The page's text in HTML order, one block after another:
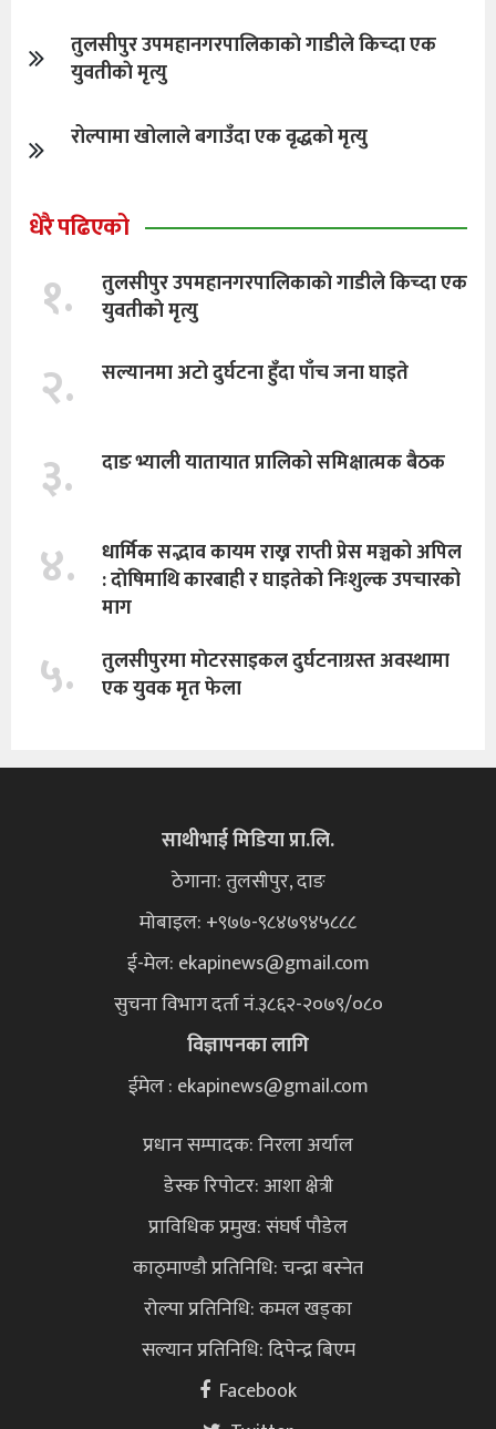
तुलसीपुर उपमहानगरपालिकाकाे गाडीले किच्दा एक
युवतीकाे मृत्यु
रोल्पामा खोलाले बगाउँदा एक वृद्धको मृत्यु
धेरै पढिएको
१.
तुलसीपुर उपमहानगरपालिकाकाे गाडीले किच्दा एक
युवतीकाे मृत्यु
२. सल्यानमा अटो दुर्घटना हुँदा पाँच जना घाइते
३. दाङ भ्याली यातायात प्रालिको समिक्षात्मक बैठक
४.
धार्मिक सद्भाव कायम राख्न राप्ती प्रेस मञ्चको अपिल
: दाेषिमाथि कारबाही र घाइतेको निःशुल्क उपचारको
माग
५.
तुलसीपुरमा माेटरसाइकल दुर्घटनाग्रस्त अवस्थामा
एक युवक मृत फेला
साथीभाई मिडिया प्रा.लि.
ठेगाना: तुलसीपुर, दाङ
मोबाइल: +९७७-९८४७९४५८८८
ई-मेल: ekapinews@gmail.com
सुचना विभाग दर्ता नं.३८६२-२०७९/०८०
विज्ञापनका लागि
ईमेल : ekapinews@gmail.com
प्रधान सम्पादक: निरला अर्याल
डेस्क रिपोटर: आशा क्षेत्री
प्राविधिक प्रमुख: संघर्ष पौडेल
काठ्माण्डौ प्रतिनिधि: चन्द्रा बस्नेत
रोल्पा प्रतिनिधि: कमल खड्का
सल्यान प्रतिनिधि: दिपेन्द्र बिएम
Facebook